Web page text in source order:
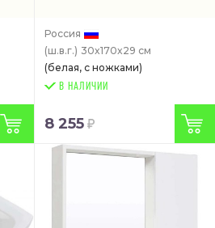
Россия
(ш.в.г.) 30x170x29 см
(белая, с ножками)
В НАЛИЧИИ
8 255